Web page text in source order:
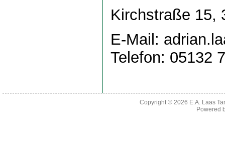
Kirchstraße 15,
E-Mail:
Telefon: 05132
Copyright © 2026 E.A. Laas
Powered